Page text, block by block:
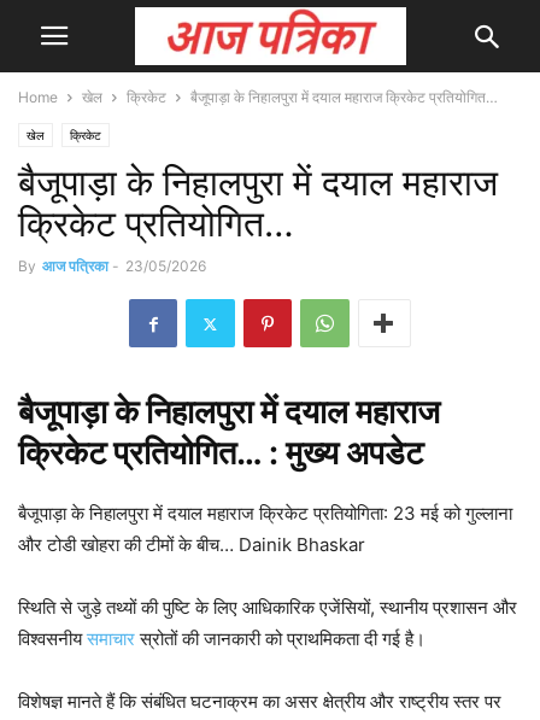
Home खेल क्रिकेट बैजूपाड़ा के निहालपुरा में दयाल महाराज क्रिकेट प्रतियोगित…
खेल क्रिकेट
बैजूपाड़ा के निहालपुरा में दयाल महाराज
क्रिकेट प्रतियोगित…
By आज पत्रिका - 23/05/2026
बैजूपाड़ा के निहालपुरा में दयाल महाराज
क्रिकेटप्रतियोगित… : मुख्यअपडेट
बैजूपाड़ा के निहालपुरा में दयाल महाराज क्रिकेट प्रतियोगिता: 23 मई को गुल्लाना
और टोडी खोहरा की टीमों के बीच… Dainik Bhaskar
स्थिति से जुड़े तथ्यों की पुष्टि के लिए आधिकारिक एजेंसियों, स्थानीय प्रशासन और
विश्वसनीयसमाचारस्रोतों की जानकारी को प्राथमिकता दी गई है।
विशेषज्ञ मानते हैं कि संबंधित घटनाक्रम का असर क्षेत्रीय और राष्ट्रीय स्तर पर